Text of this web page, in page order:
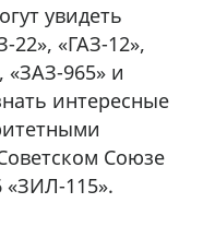
увидеть
22», «ГАЗ-12»,
«ЗАЗ-965» и
интересные
Союзе
115».